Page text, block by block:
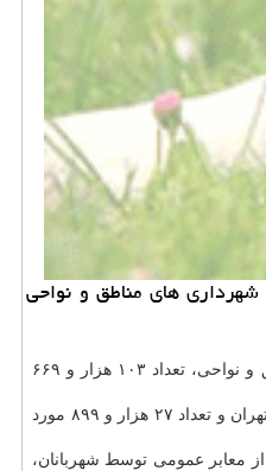
و معبر با همكاری شهرداری های مناطق و نواحی
شهربان حریم بان شهرداری تهران اظهار داشت: در شهریور ۹۸، با همكاری شهربان و شهرداری های مناطق و نواحی، تعداد ۱۰۳ هزار و ۶۶۹
وی ادامه داد: از این تعداد ماموریت، ۶۷ هزار و ۷۵۲ مورد مربوط به ماموریت های تخصصی حوزه ساخت و ساز شهری، تعداد ۸ هزار و ۱۸ ماموریت مربوط به رفع تخلف و صیانت از حریم تهران و تعداد ۲۷ هزار و ۸۹۹ مورد
از معابر عمومی توسط شهربانان،